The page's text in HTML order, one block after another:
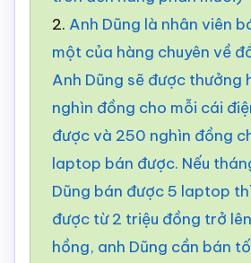
2. Anh Dũng là nhân viên
một của hàng chuyên về
Anh Dũng sẽ được thưởng
nghìn đồng cho mỗi cái
được và 250 nghìn đồng
laptop bán được. Nếu
Dũng bán được 5 laptop
được từ 2 triệu đồng trở
hồng, anh Dũng cần bán